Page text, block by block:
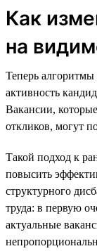
Как
на
Теперь
активность
Вакансии,
откликов, могут
Такой подход к
повысить
структурного
труда: в первую
актуальные